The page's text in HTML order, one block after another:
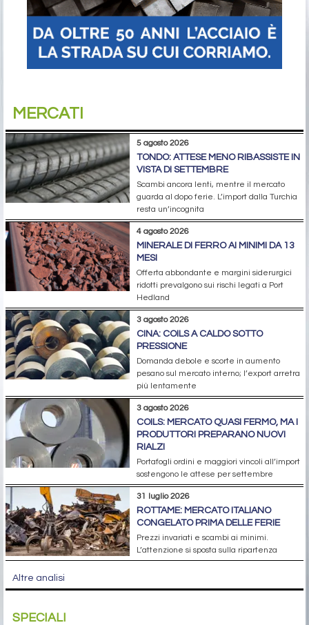
MERCATI
5 agosto 2026
TONDO: ATTESE MENO RIBASSISTE IN
VISTA DI SETTEMBRE
Scambi ancora lenti, mentre il mercato
guarda al dopo ferie. L’import dalla Turchia
resta un’incognita
4 agosto 2026
MINERALE DI FERRO AI MINIMI DA 13
MESI
Offerta abbondante e margini siderurgici
ridotti prevalgono sui rischi legati a Port
Hedland
3 agosto 2026
CINA: COILS A CALDO SOTTO
PRESSIONE
Domanda debole e scorte in aumento
pesano sul mercato interno; l’export arretra
più lentamente
3 agosto 2026
COILS: MERCATO QUASI FERMO, MA I
PRODUTTORI PREPARANO NUOVI
RIALZI
Portafogli ordini e maggiori vincoli all’import
sostengono le attese per settembre
31 luglio 2026
ROTTAME: MERCATO ITALIANO
CONGELATO PRIMA DELLE FERIE
Prezzi invariati e scambi ai minimi.
L’attenzione si sposta sulla ripartenza
Altre analisi
SPECIALI